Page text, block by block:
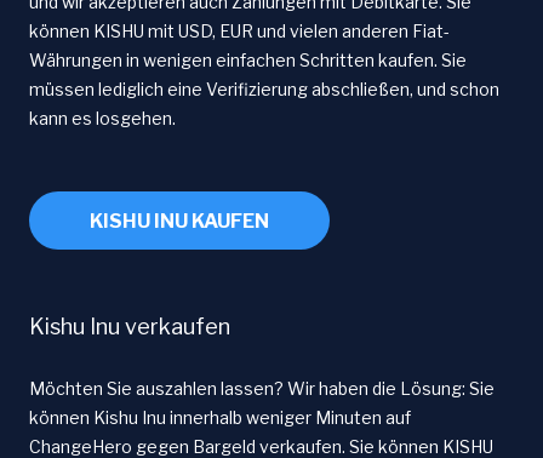
können KISHU mit USD, EUR und vielen anderen Fiat-
Währungen in wenigen einfachen Schritten kaufen. Sie
müssen lediglich eine Verifizierung abschließen, und schon
kann es losgehen.
KISHU INU KAUFEN
Kishu Inu verkaufen
Möchten Sie auszahlen lassen? Wir haben die Lösung: Sie
können Kishu Inu innerhalb weniger Minuten auf
ChangeHero gegen Bargeld verkaufen. Sie können KISHU